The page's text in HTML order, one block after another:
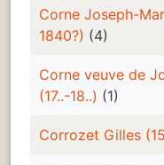
Corne Joseph-
1840?) (4)
Corne veuve de
(17..-18..) (1)
Corrozet Gilles